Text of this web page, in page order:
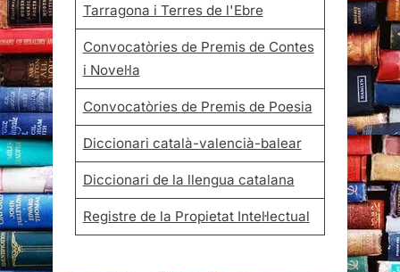
Tarragona i Terres de l'Ebre
Convocatòries de Premis de Contes
i Novel·la
Convocatòries de Premis de Poesia
Diccionari català-valencià-balear
Diccionari de la llengua catalana
Registre de la Propietat Intel·lectual